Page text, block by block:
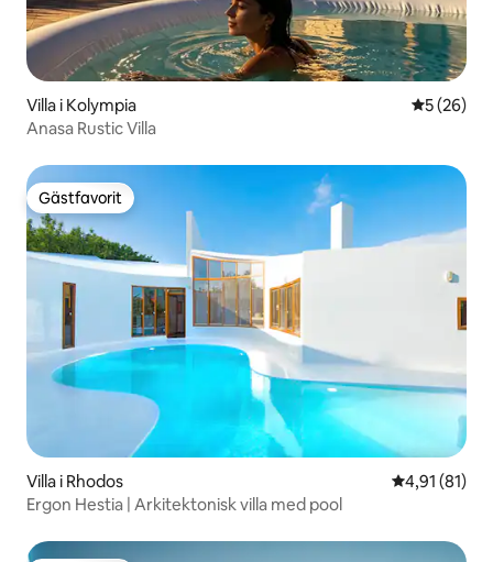
Villa i Kolympia 5 av 5 i
5 (26)
Anasa Rustic Villa
Gästfavorit
Gästfavorit
Villa i Rhodos 4,91 av 5 i
4,91 (81)
Ergon Hestia | Arkitektonisk villa med pool